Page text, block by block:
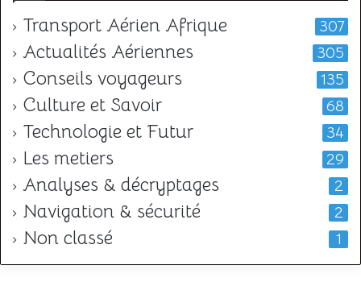
Transport Aérien Afrique 307
Actualités Aériennes 305
Conseils voyageurs 135
Culture et Savoir 68
Technologie et Futur 34
Les metiers 29
Analyses & décryptages 2
Navigation & sécurité 2
Non classé 1